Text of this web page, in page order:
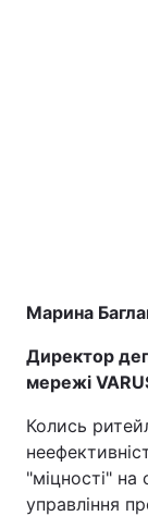
Марина
Директор
мережі
Колись
"міцності" на
управління